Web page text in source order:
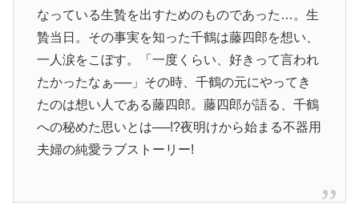
なっている生贄を出すためのものであった…。生
贄当日。その事実を知った千鶴は藤四郎を想い、
一人涙をこぼす。「一度くらい、好きって言われ
たかったなぁ──」その時、千鶴の元にやってき
たのは想い人である藤四郎。藤四郎が語る、千鶴
への秘めた思いとは──!?夜明けから始まる不器用
夫婦の純愛ラブストーリー!